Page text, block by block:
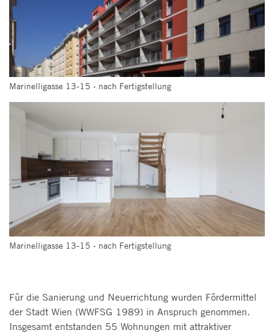
Marinelligasse 13-15 - nach Fertigstellung
Marinelligasse 13-15 - nach Fertigstellung
Für die Sanierung und Neuerrichtung wurden Fördermittel
der Stadt Wien (WWFSG 1989) in Anspruch genommen.
Insgesamt entstanden 55 Wohnungen mit attraktiver